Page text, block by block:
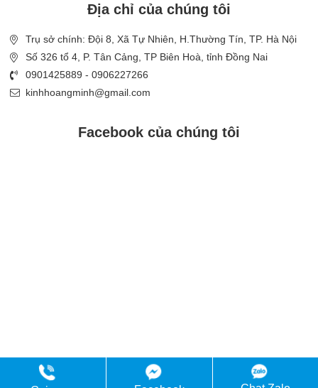
Địa chỉ của chúng tôi
Trụ sở chính: Đội 8, Xã Tự Nhiên, H.Thường Tín, TP. Hà Nội
Số 326 tổ 4, P. Tân Cảng, TP Biên Hoà, tỉnh Đồng Nai
0901425889 - 0906227266
kinhhoangminh@gmail.com
Facebook của chúng tôi